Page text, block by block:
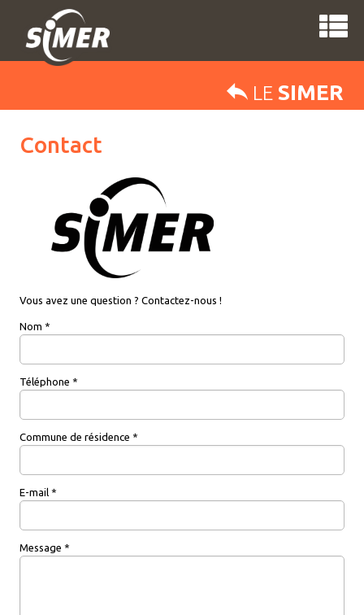
LESIMER
Contact
Vous avez une question ? Contactez-nous !
Nom *
Téléphone *
Commune de résidence *
E-mail *
Message *